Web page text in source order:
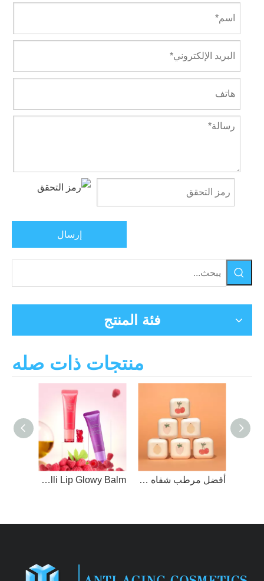
إرسال
فئة المنتج
منتجات ذات صله
شعار مخصص نباتي عضوي بنكهة الفاكهة العصير فيتامين E مرطب الشفاه زيت الشفاه الممتلئ Syulli Lip Glowy Balm - بيري آند غامي بير